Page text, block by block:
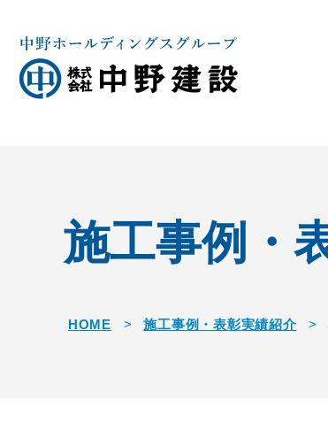
施工事例・
HOME > 施工事例・表彰実績紹介 >